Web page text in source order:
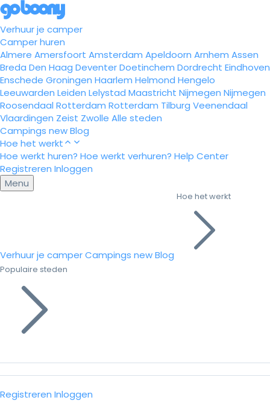
Verhuur je camper
Camper huren
Almere Amersfoort Amsterdam Apeldoorn Arnhem Assen
Breda Den Haag DeventerDoetinchem Dordrecht Eindhoven
Enschede Groningen Haarlem Helmond Hengelo
Leeuwarden Leiden Lelystad Maastricht Nijmegen Nijmegen
Roosendaal Rotterdam Rotterdam Tilburg Veenendaal
Vlaardingen Zeist Zwolle Alle steden
Campings newBlog
Hoe het werkt
Hoe werkt huren? Hoe werkt verhuren? Help Center
Registreren Inloggen
Menu
Verhuur je camperCampings newBlog
Hoe het werkt
Populaire steden
Registreren Inloggen